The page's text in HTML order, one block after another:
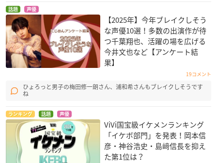
話題 声優
【2025年】今年ブレイクしそう
な声優10選！多数の出演作が待
つ千葉翔也、活躍の場を広げる
今井文也など【アンケート結
果】
19コメント
ひょろっと男子の梅田修一朗さん、浦和希さんもブレイクしそうです
ね
ランキング 話題 声優
ViVi国宝級イケメンランキング
「イケボ部門」を発表！岡本信
彦・神谷浩史・島﨑信長を抑え
た第1位は？